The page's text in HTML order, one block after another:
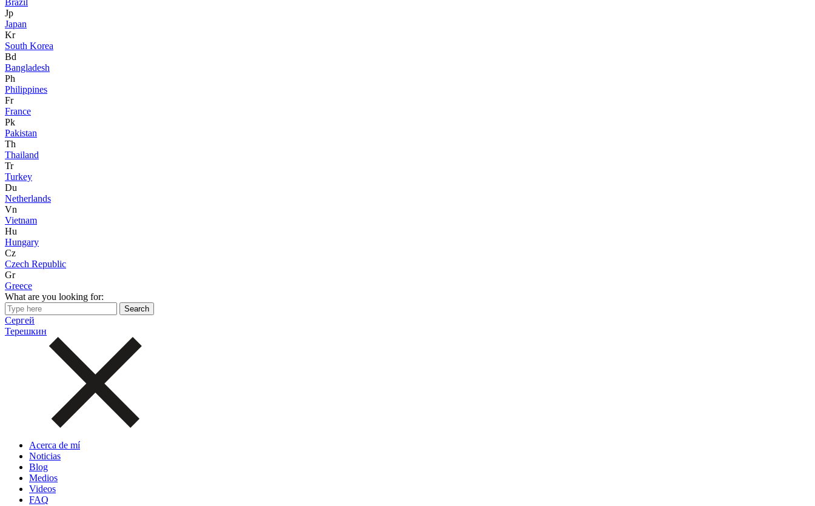
Brazil
Jp
Japan
Kr
South Korea
Bd
Bangladesh
Ph
Philippines
Fr
France
Pk
Pakistan
Th
Thailand
Tr
Turkey
Du
Netherlands
Vn
Vietnam
Hu
Hungary
Cz
Czech Republic
Gr
Greece
What are you looking for:
Сергей
Терешкин
Acerca de mí
Noticias
Blog
Medios
Videos
FAQ